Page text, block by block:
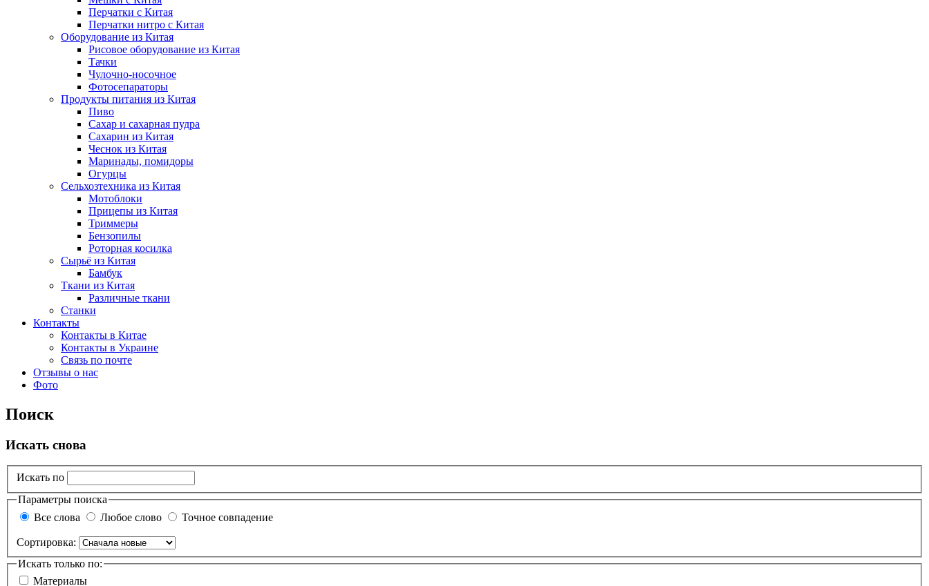
Перчатки с Китая
Перчатки нитро с Китая
Оборудование из Китая
Рисовое оборудование из Китая
Тачки
Чулочно-носочное
Фотосепараторы
Продукты питания из Китая
Пиво
Сахар и сахарная пудра
Сахарин из Китая
Чеснок из Китая
Маринады, помидоры
Огурцы
Сельхозтехника из Китая
Мотоблоки
Прицепы из Китая
Триммеры
Бензопилы
Роторная косилка
Сырьё из Китая
Бамбук
Ткани из Китая
Различные ткани
Станки
Контакты
Контакты в Китае
Контакты в Украине
Связь по почте
Отзывы о нас
Фото
Поиск
Искать снова
Искать по
Параметры поиска
Все слова
Любое слово Точное совпадение
Сортировка:
Искать только по:
Материалы